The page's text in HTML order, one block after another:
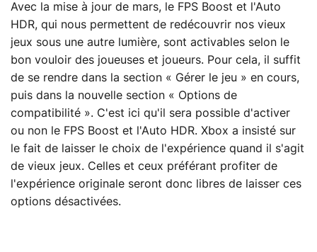
Avec la mise à jour de mars, le FPS Boost et l'Auto
HDR, qui nous permettent de redécouvrir nos vieux
jeux sous une autre lumière, sont activables selon le
bon vouloir des joueuses et joueurs. Pour cela, il suffit
de se rendre dans la section « Gérer le jeu » en cours,
puis dans la nouvelle section « Options de
compatibilité ». C'est ici qu'il sera possible d'activer
ou non le FPS Boost et l'Auto HDR. Xbox a insisté sur
le fait de laisser le choix de l'expérience quand il s'agit
de vieux jeux. Celles et ceux préférant profiter de
l'expérience originale seront donc libres de laisser ces
options désactivées.